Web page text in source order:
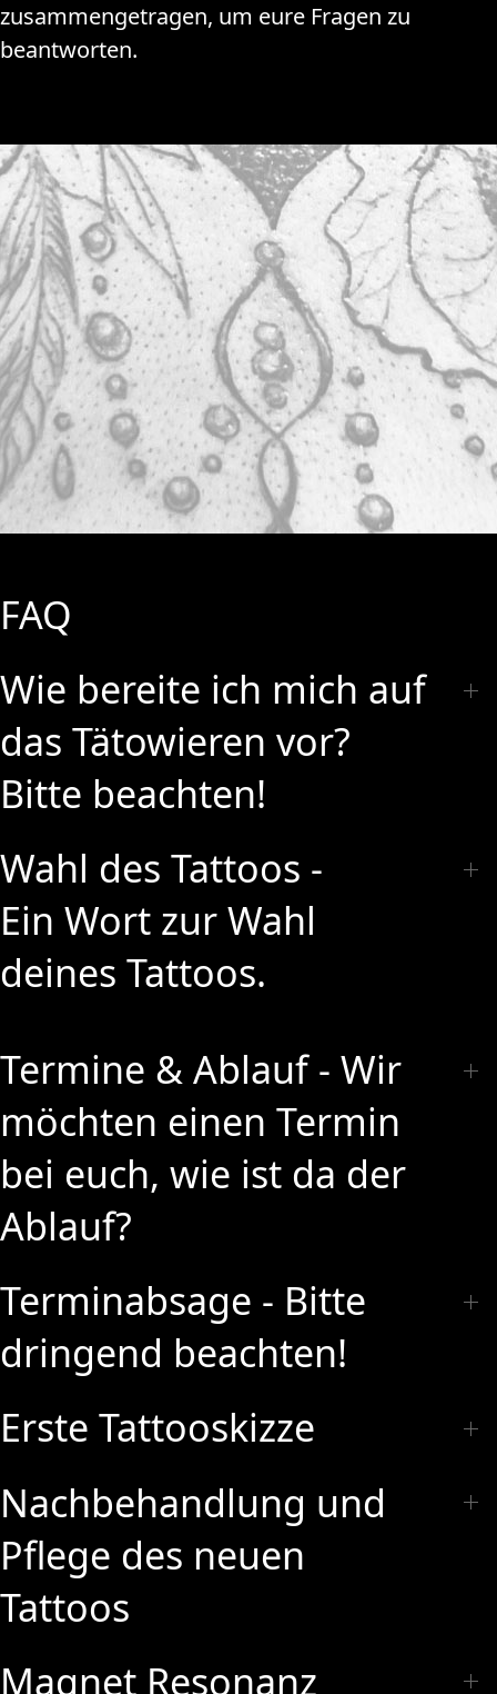
zusammengetragen, um eure Fragen zu
beantworten.
FAQ
Wie bereite ich mich auf
das Tätowieren vor?
Bitte beachten!
Wahl des Tattoos -
Ein Wort zur Wahl
deines Tattoos.
Termine & Ablauf - Wir
möchten einen Termin
bei euch, wie ist da der
Ablauf?
Terminabsage - Bitte
dringend beachten!
Erste Tattooskizze
Nachbehandlung und
Pflege des neuen
Tattoos
Magnet Resonanz